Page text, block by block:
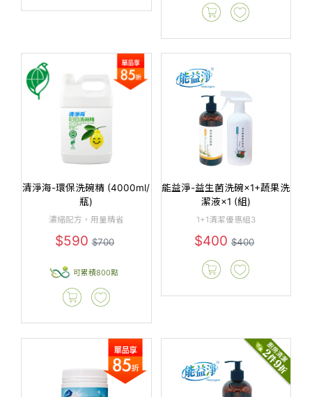
清淨海-環保洗碗精 (4000ml/
瓶)
濃縮配方，用量精省
$590$700
可累積800點
能益淨-益生菌洗碗×1+蔬果洗
潔液×1 (組)
1+1清潔優惠組3
$400$400